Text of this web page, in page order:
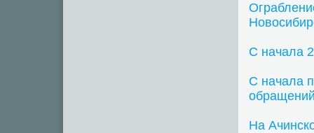
С начала
С начала
На